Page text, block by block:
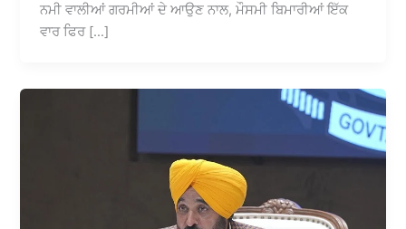
ਨਮੀ ਵਾਲੀਆਂ ਗਰਮੀਆਂ ਦੇ ਆਉਣ ਨਾਲ, ਮੌਸਮੀ ਬਿਮਾਰੀਆਂ ਇੱਕ
ਵਾਰ ਫਿਰ […]